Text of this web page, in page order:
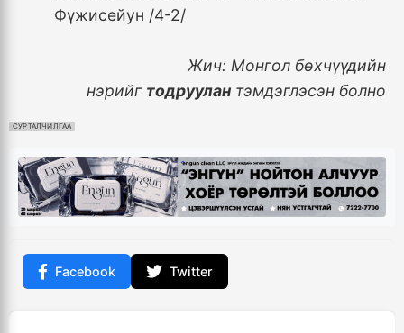
Фүжисейун /4-2/
Жич: Монгол бөхчүүдийн
нэрийг тодруулан тэмдэглэсэн болно
СУРТАЛЧИЛГАА
Facebook Twitter